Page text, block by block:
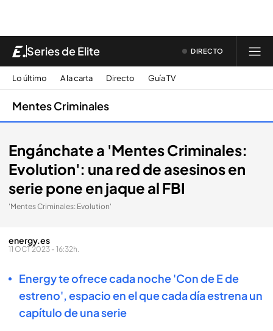
Series de Élite DIRECTO
Lo último A la carta Directo Guía TV
Mentes Criminales
Engánchate a 'Mentes Criminales:
Evolution': una red de asesinos en
serie pone en jaque al FBI
'Mentes Criminales: Evolution'
energy.es
11 OCT 2023 - 16:32h.
Energy te ofrece cada noche 'Con de E de
estreno', espacio en el que cada día estrena un
capítulo de una serie